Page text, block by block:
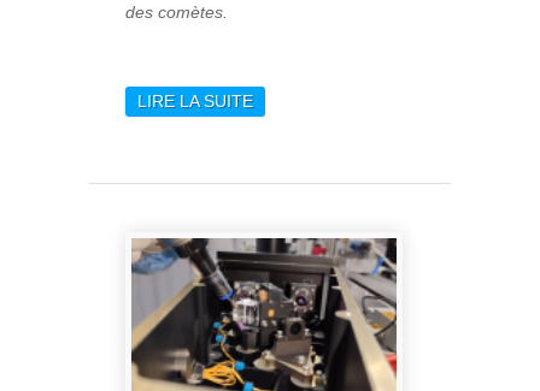
des comètes.
LIRE LA SUITEDE L’ANALYSE DES
CHIMIE DE L’AZOTE
DANS LE SYSTÈME
SOLAIRE PRIMITIF